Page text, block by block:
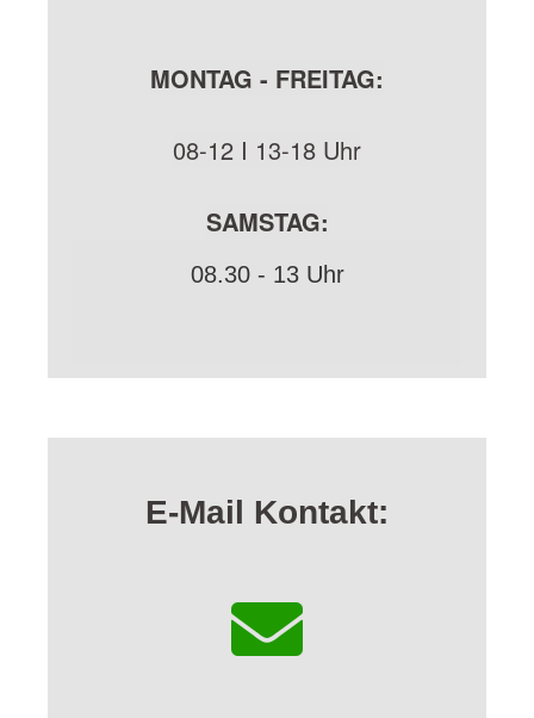
MONTAG - FREITAG:
08-12 I 13-18 Uhr
SAMSTAG:
08.30 - 13 Uhr
E-Mail Kontakt: